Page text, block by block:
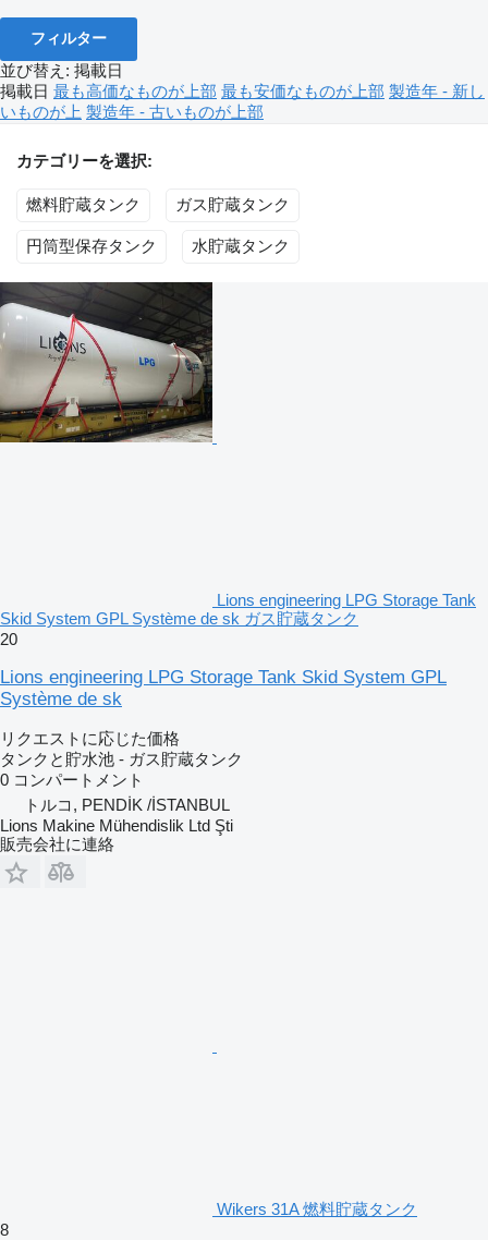
フィルター
並び替え : 掲載日
掲載日 最も高価なものが上部 最も安価なものが上部 製造年 - 新し
いものが上 製造年 - 古いものが上部
カテゴリーを選択:
燃料貯蔵タンク ガス貯蔵タンク
円筒型保存タンク 水貯蔵タンク
Lions engineering LPG Storage Tank
Skid System GPL Système de sk ガス貯蔵タンク
20
Lions engineering LPG Storage Tank Skid System GPL
Système de sk
リクエストに応じた価格
タンクと貯水池 - ガス貯蔵タンク
0 コンパートメント
トルコ, PENDİK /İSTANBUL
Lions Makine Mühendislik Ltd Şti
販売会社に連絡
Wikers 31A 燃料貯蔵タンク
8